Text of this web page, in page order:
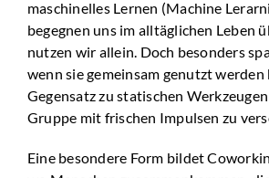
maschinelles Lernen (Machine
begegnen uns im alltäglichen Leben
nutzen wir allein. Doch besonders
wenn sie gemeinsam genutzt werden
Gegensatz zu statischen
Gruppe mit frischen Impulsen zu
Eine besondere Form bildet